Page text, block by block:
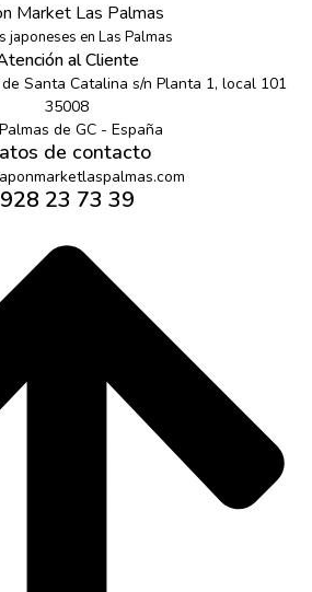
Market Las Palmas
japoneses en Las Palmas
al Cliente
Santa Catalina s/n Planta 1, local 101
35008
de GC - España
de contacto
928 23 73 39